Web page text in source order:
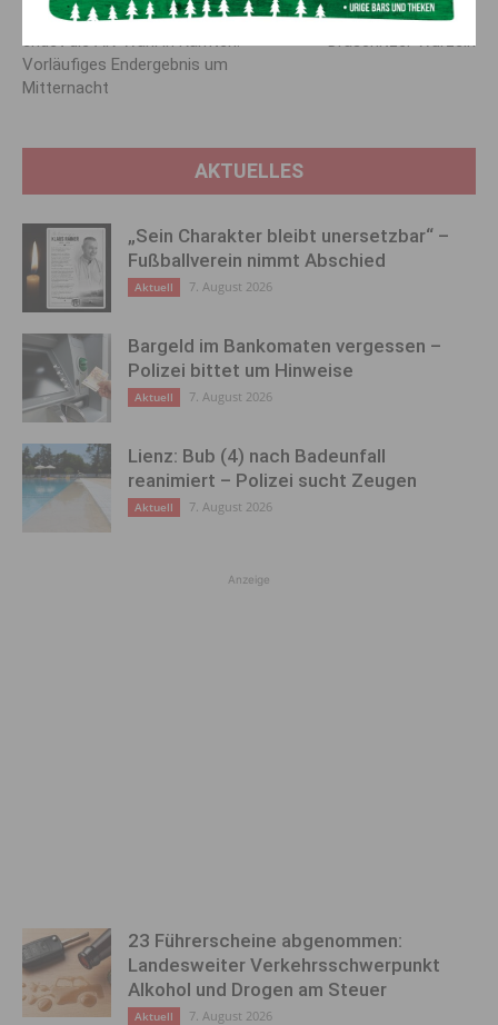
Mittwoch, 13. März 2024,
endet die AK-Wahl in Kärnten:
Vorläufiges Endergebnis um
Mitternacht
Marco Ventre: Star mit
Draschitzer Wurzeln
AKTUELLES
„Sein Charakter bleibt unersetzbar“ –
Fußballverein nimmt Abschied
Aktuell 7. August 2026
Bargeld im Bankomaten vergessen –
Polizei bittet um Hinweise
Aktuell 7. August 2026
Lienz: Bub (4) nach Badeunfall
reanimiert – Polizei sucht Zeugen
Aktuell 7. August 2026
Anzeige
23 Führerscheine abgenommen:
Landesweiter Verkehrsschwerpunkt
Alkohol und Drogen am Steuer
Aktuell 7. August 2026